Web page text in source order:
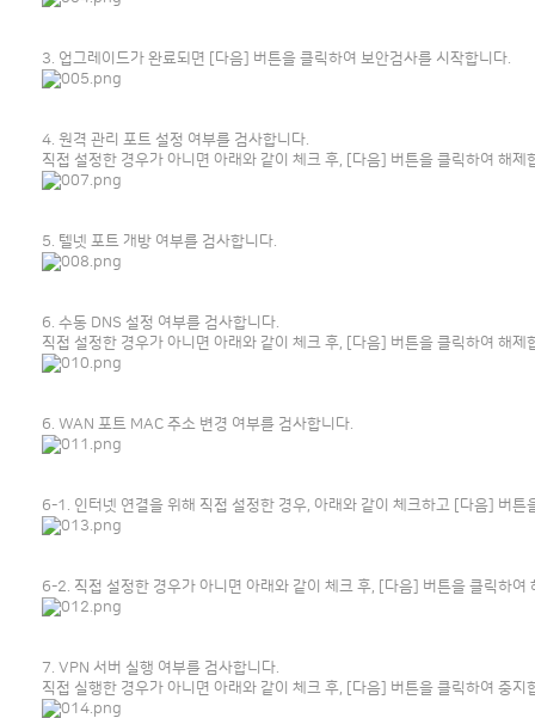
3. 업그레이드가 완료되면 [다음] 버튼을 클릭하여 보안검사를 시작합니다.
4. 원격 관리 포트 설정 여부를 검사합니다.
직접 설정한 경우가 아니면 아래와 같이 체크 후, [다음] 버튼을 클릭하여 해제
5. 텔넷 포트 개방 여부를 검사합니다.
6. 수동 DNS 설정 여부를 검사합니다.
직접 설정한 경우가 아니면 아래와 같이 체크 후, [다음] 버튼을 클릭하여 해제
6. WAN 포트 MAC 주소 변경 여부를 검사합니다.
6-1. 인터넷 연결을 위해 직접 설정한 경우, 아래와 같이 체크하고 [다음] 버튼
6-2. 직접 설정한 경우가 아니면 아래와 같이 체크 후, [다음] 버튼을 클릭하여
7. VPN 서버 실행 여부를 검사합니다.
직접 실행한 경우가 아니면 아래와 같이 체크 후, [다음] 버튼을 클릭하여 중지